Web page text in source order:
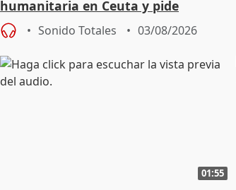
humanitaria en Ceuta y pide
responsabilidad a la UE
Sonido Totales 03/08/2026
01:55